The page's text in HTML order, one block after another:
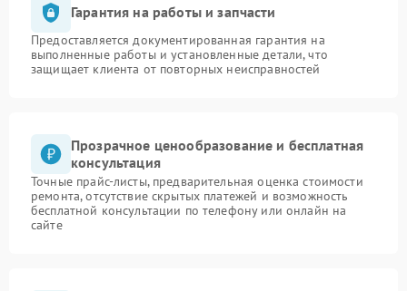
Гарантия на работы и запчасти
Предоставляется документированная гарантия на
выполненные работы и установленные детали, что
защищает клиента от повторных неисправностей
Прозрачное ценообразование и бесплатная
консультация
Точные прайс-листы, предварительная оценка стоимости
ремонта, отсутствие скрытых платежей и возможность
бесплатной консультации по телефону или онлайн на
сайте